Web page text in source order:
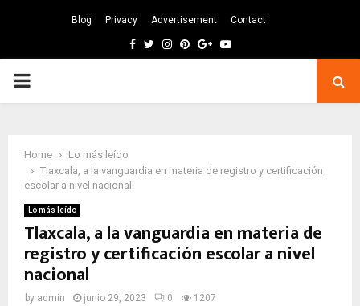
Blog Privacy Advertisement Contact
Facebook
TwitterInstagram
Pinterest
GoogleYoutube
PRIMARY
Home
Lo más leído
Tlaxcala, a la vanguardia en materia de registro y certificación
escolar a nivel nacional
Lo más leído
Tlaxcala, a la vanguardia en materia de
registro y certificación escolar a nivel
nacional
by admin junio 29, 2023 0 1207